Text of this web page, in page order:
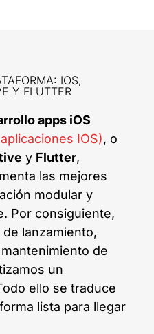
IOS,
Y FLUTTER
apps iOS
IOS), o
y Flutter,
las mejores
modular y
Por consiguiente,
lanzamiento,
de
un
ello se traduce
lista para llegar